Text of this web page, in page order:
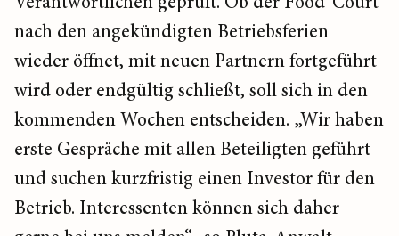
nach den angekündigten Betriebsferien
wieder öffnet, mit neuen Partnern fortgeführt
wird oder endgültig schließt, soll sich in den
kommenden Wochen entscheiden. „Wir haben
erste Gespräche mit allen Beteiligten geführt
und suchen kurzfristig einen Investor für den
Betrieb. Interessenten können sich daher